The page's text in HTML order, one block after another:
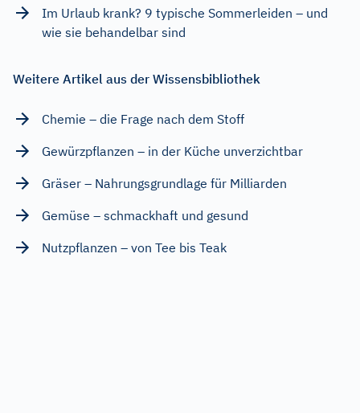
Im Urlaub krank? 9 typische Sommerleiden – und
wie sie behandelbar sind
Weitere Artikel aus der Wissensbibliothek
Chemie – die Frage nach dem Stoff
Gewürzpflanzen – in der Küche unverzichtbar
Gräser – Nahrungsgrundlage für Milliarden
Gemüse – schmackhaft und gesund
Nutzpflanzen – von Tee bis Teak